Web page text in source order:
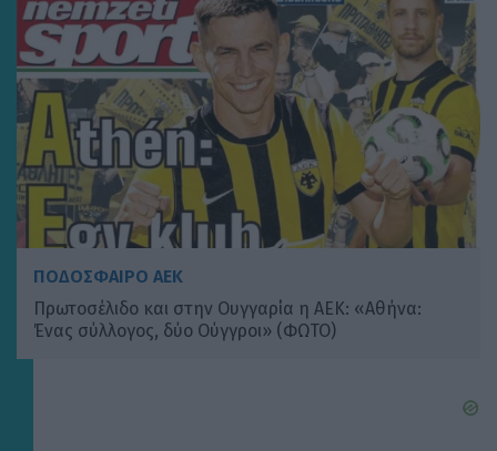
ΠΟΔΟΣΦΑΙΡΟ ΑΕΚ
Πρωτοσέλιδο και στην Ουγγαρία η ΑΕΚ: «Αθήνα:
Ένας σύλλογος, δύο Ούγγροι» (ΦΩΤΟ)